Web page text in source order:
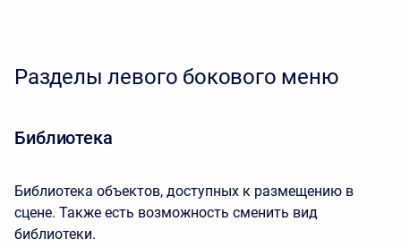
Разделы левого бокового меню
Библиотека
Библиотека объектов, доступных к размещению в
сцене. Также есть возможность сменить вид
библиотеки.